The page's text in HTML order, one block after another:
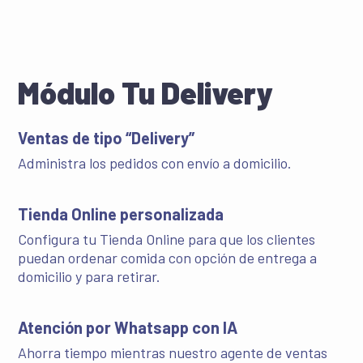
(tablets o smartphones).
Módulo Tu Delivery
Ventas de tipo “Delivery”
Administra los pedidos con envío a domicilio.
Tienda Online personalizada
Configura tu Tienda Online para que los clientes
puedan ordenar comida con opción de entrega a
domicilio y para retirar.
Atención por Whatsapp con IA
Ahorra tiempo mientras nuestro agente de ventas